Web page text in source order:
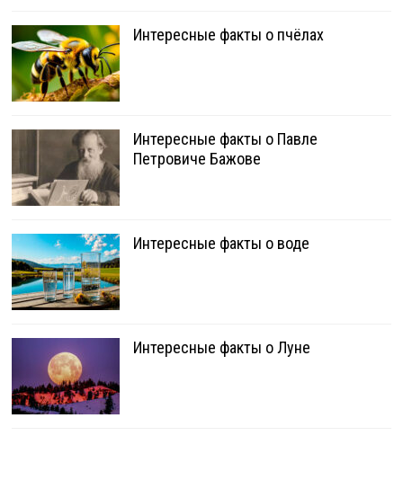
Интересные факты о пчёлах
Интересные факты о Павле
Петровиче Бажове
Интересные факты о воде
Интересные факты о Луне